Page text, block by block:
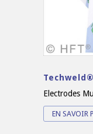
Techweld®
Electrodes
EN SAVOIR